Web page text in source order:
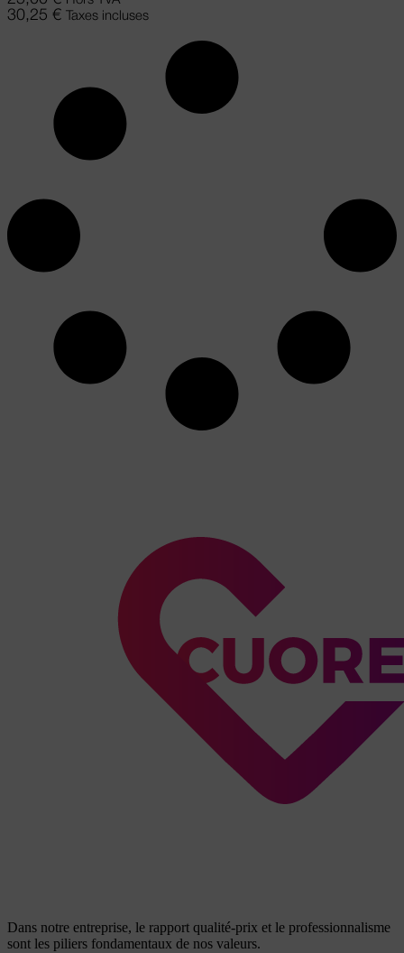
30,25 € Taxes incluses
Dans notre entreprise, le rapport qualité-prix et le professionnalisme
sont les piliers fondamentaux de nos valeurs.